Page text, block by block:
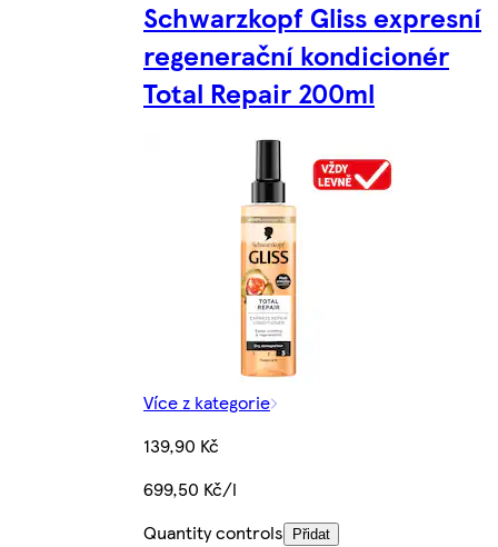
Schwarzkopf Gliss expresní
regenerační kondicionér
Total Repair 200ml
Více z kategorie
139,90 Kč
699,50 Kč/l
Quantity controls
Přidat